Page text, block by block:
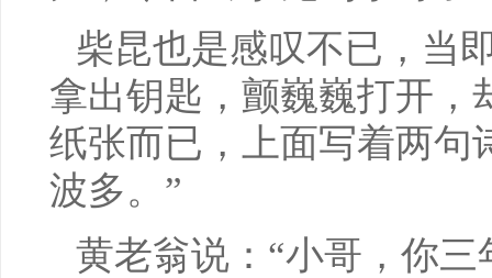
柴昆也是感叹不已，当
拿出钥匙，颤巍巍打开，
纸张而已，上面写着两句
波多。”
黄老翁说：“小哥，你